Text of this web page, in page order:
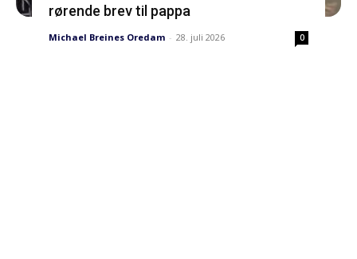
rørende brev til pappa
Michael Breines Oredam - 28. juli 2026 0